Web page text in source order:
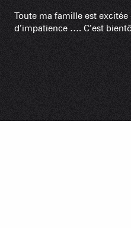
Toute ma famille est
d’impatience …. C’est